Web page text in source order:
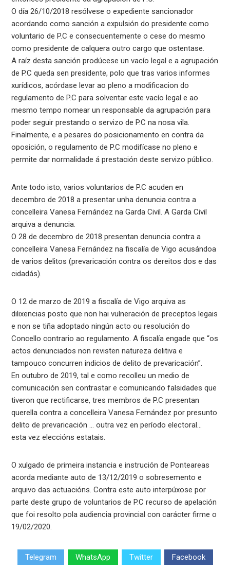
O día 26/10/2018 resólvese o expediente sancionador
acordando como sanción a expulsión do presidente como
voluntario de P.C e consecuentemente o cese do mesmo
como presidente de calquera outro cargo que ostentase.
A raíz desta sanción prodúcese un vacío legal e a agrupación
de P.C queda sen presidente, polo que tras varios informes
xurídicos, acórdase levar ao pleno a modificacion do
regulamento de P.C para solventar este vacío legal e ao
mesmo tempo nomear un responsable da agrupación para
poder seguir prestando o servizo de P.C na nosa vila.
Finalmente, e a pesares do posicionamento en contra da
oposición, o regulamento de P.C modifícase no pleno e
permite dar normalidade á prestación deste servizo público.
Ante todo isto, varios voluntarios de P.C acuden en
decembro de 2018 a presentar unha denuncia contra a
concelleira Vanesa Fernández na Garda Civil. A Garda Civil
arquiva a denuncia.
O 28 de decembro de 2018 presentan denuncia contra a
concelleira Vanesa Fernández na fiscalía de Vigo acusándoa
de varios delitos (prevaricación contra os dereitos dos e das
cidadás).
O 12 de marzo de 2019 a fiscalía de Vigo arquiva as
dilixencias posto que non hai vulneración de preceptos legais
e non se tiña adoptado ningún acto ou resolución do
Concello contrario ao regulamento. A fiscalía engade que “os
actos denunciados non revisten natureza delitiva e
tampouco concurren indicios de delito de prevaricación”.
En outubro de 2019, tal e como recolleu un medio de
comunicación sen contrastar e comunicando falsidades que
tiveron que rectificarse, tres membros de P.C presentan
querella contra a concelleira Vanesa Fernández por presunto
delito de prevaricación … outra vez en período electoral…
esta vez eleccións estatais.
O xulgado de primeira instancia e instrución de Ponteareas
acorda mediante auto de 13/12/2019 o sobresemento e
arquivo das actuacións. Contra este auto interpúxose por
parte deste grupo de voluntarios de P.C recurso de apelación
que foi resolto pola audiencia provincial con carácter firme o
19/02/2020.
Telegram WhatsApp Twitter Facebook